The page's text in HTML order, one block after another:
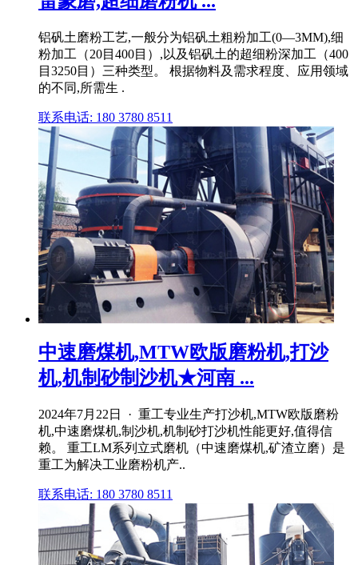
铝矾土磨粉工艺,一般分为铝矾土粗粉加工(0—3MM),细
粉加工（20目400目）,以及铝矾土的超细粉深加工（400
目3250目）三种类型。 根据物料及需求程度、应用领域
的不同,所需生 .
联系电话: 180 3780 8511
中速磨煤机,MTW欧版磨粉机,打沙
机,机制砂制沙机★河南 ...
2024年7月22日 · 重工专业生产打沙机,MTW欧版磨粉
机,中速磨煤机,制沙机,机制砂打沙机性能更好,值得信
赖。 重工LM系列立式磨机（中速磨煤机,矿渣立磨）是
重工为解决工业磨粉机产..
联系电话: 180 3780 8511